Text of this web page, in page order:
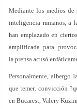
Mediante los medios de
inteligencia rumanos, a
han emplazado en
amplificada para
la prensa acusó
Personalmente, albergo
que temer, convicción
en Bucarest, Valery